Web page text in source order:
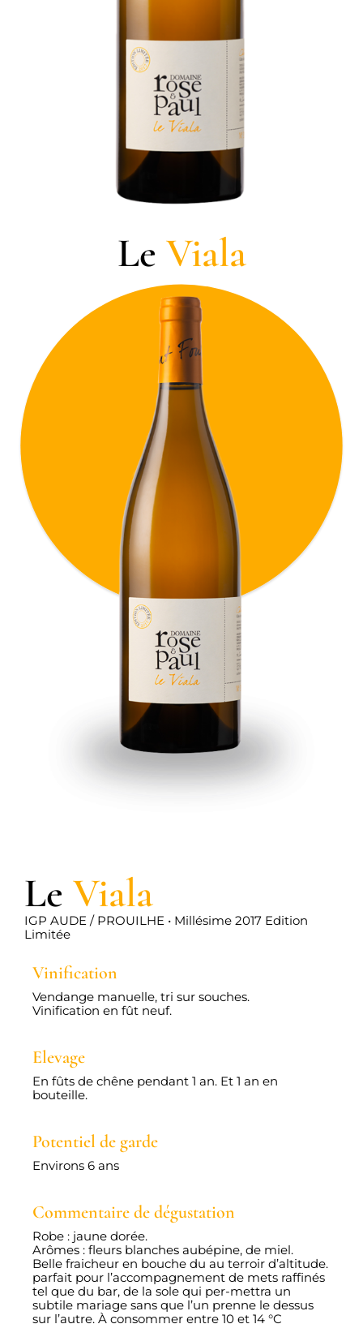
Le Viala
Le Viala
IGP AUDE / PROUILHE • Millésime 2017 Edition
Limitée
Vinification
Vendange manuelle, tri sur souches.
Vinification en fût neuf.
Elevage
En fûts de chêne pendant 1 an. Et 1 an en
bouteille.
Potentiel de garde
Environs 6 ans
Commentaire de dégustation
Robe : jaune dorée.
Arômes : fleurs blanches aubépine, de miel.
Belle fraicheur en bouche du au terroir d’altitude.
parfait pour l’accompagnement de mets raffinés
tel que du bar, de la sole qui per-mettra un
subtile mariage sans que l’un prenne le dessus
sur l’autre. À consommer entre 10 et 14 °C